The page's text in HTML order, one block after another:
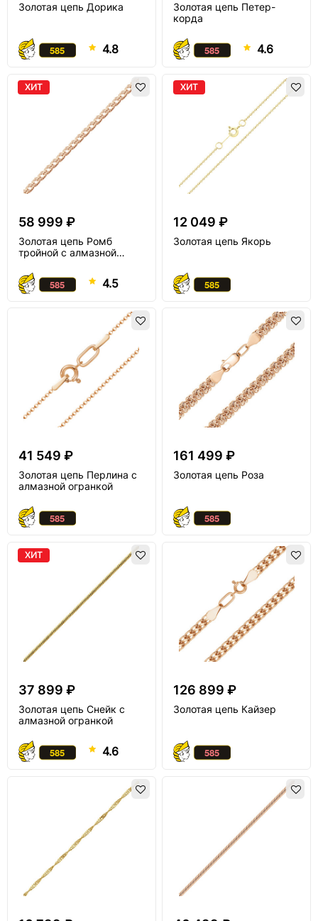
Золотая цепь Дорика
4.8
Золотая цепь Петер-
корда
4.6
ХИТ
58 999 ₽
Золотая цепь Ромб
тройной с алмазной
4.5
ХИТ
12 049 ₽
Золотая цепь Якорь
41 549 ₽
Золотая цепь Перлина с
алмазной огранкой
161 499 ₽
Золотая цепь Роза
ХИТ
37 899 ₽
Золотая цепь Снейк с
алмазной огранкой
4.6
126 899 ₽
Золотая цепь Кайзер